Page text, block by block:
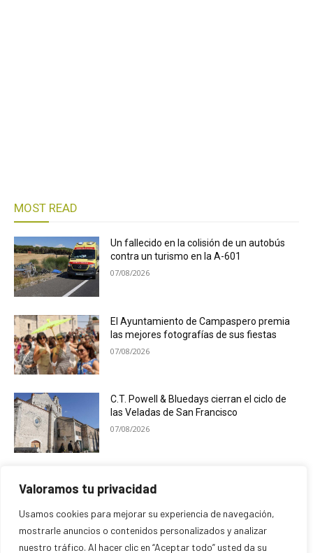
Valoramos tu privacidad
Usamos cookies para mejorar su experiencia de navegación,
mostrarle anuncios o contenidos personalizados y analizar
nuestro tráfico. Al hacer clic en “Aceptar todo” usted da su
MOST READ
Un fallecido en la colisión de un autobús
contra un turismo en la A-601
07/08/2026
El Ayuntamiento de Campaspero premia
las mejores fotografías de sus fiestas
07/08/2026
C.T. Powell & Bluedays cierran el ciclo de
las Veladas de San Francisco
07/08/2026
programación ligada al eclipse solar